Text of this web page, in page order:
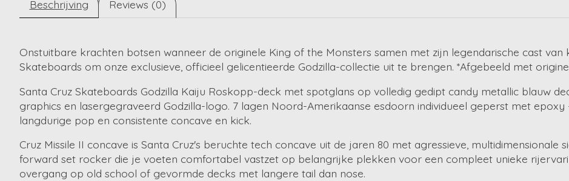
Beschrijving Reviews (0)
Onstuitbare krachten botsen wanneer de originele King of the Monsters samen met zijn legendarische cast
Skateboards om onze exclusieve, officieel gelicentieerde Godzilla-collectie uit te brengen. *Afgebeeld met
Santa Cruz Skateboards Godzilla Kaiju Roskopp-deck met spotglans op volledig gedipt candy metallic blauw
graphics en lasergegraveerd Godzilla-logo. 7 lagen Noord-Amerikaanse esdoorn individueel geperst met
langdurige pop en consistente concave en kick.
Cruz Missile II concave is Santa Cruz's beruchte tech concave uit de jaren 80 met agressieve,
forward set rocker die je voeten comfortabel vastzet op belangrijke plekken voor een compleet unieke
overgang op old school of gevormde decks met langere tail dan nose.